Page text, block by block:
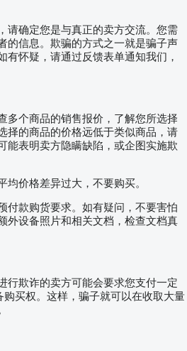
请确定您是与真正的卖方交流。您需
的信息。欺骗的方式之一就是骗子声
有怀疑，请通过反馈表单通知我们，
多个商品的销售报价，了解您所选择
择的商品的价格远低于类似商品，请
能表明卖方隐瞒缺陷，或企图实施欺
价格差异过大，不要购买。
付款购货要求。如有疑问，不要害怕
外设备照片和相关文档，检查文档真
行欺诈的卖方可能会要求您支付一定
购买权。这样，骗子就可以在收取大量